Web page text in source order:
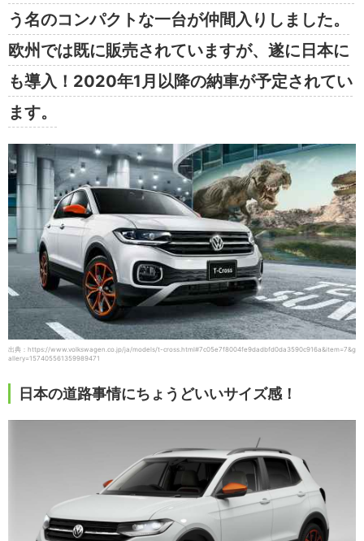
う名のコンパクトな一台が仲間入りしました。
欧州では既に販売されていますが、遂に日本に
も導入！2020年1月以降の納車が予定されてい
ます。
出典：https://www.volkswagen.co.jp/ja/models/t-cross.html#7c05e7f8004fe9dadbfd0da3590c916a&item=7&g
allery=157405561359989471
日本の道路事情にちょうどいいサイズ感！